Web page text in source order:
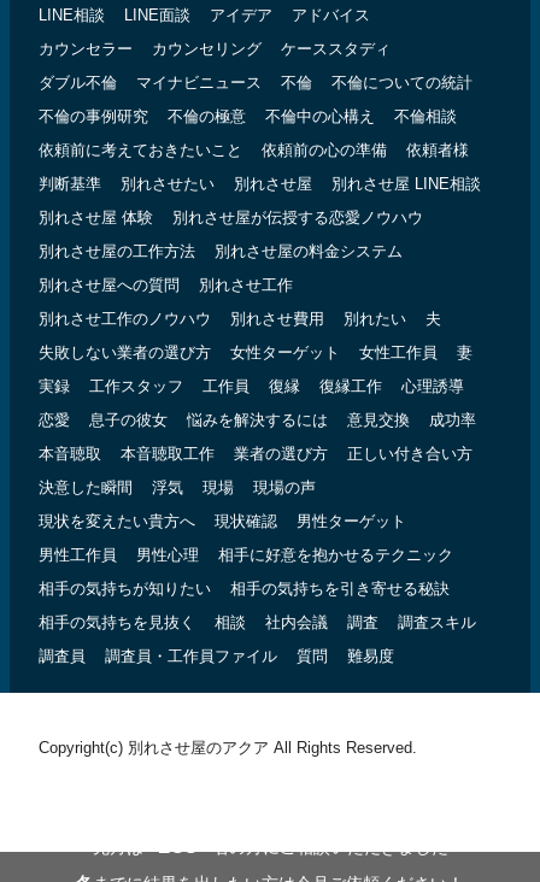
LINE相談 LINE面談 アイデア
アドバイス
カウンセラー
カウンセリング
ケーススタディ
ダブル不倫
マイナビニュース 不倫
不倫についての統計
不倫の事例研究
不倫の極意 不倫中の心構え
不倫相談
依頼前に考えておきたいこと
依頼前の心の準備
依頼者様
判断基準
別れさせたい 別れさせ屋
別れさせ屋 LINE相談
別れさせ屋 体験
別れさせ屋が伝授する恋愛ノウハウ
別れさせ屋の工作方法
別れさせ屋の料金システム
別れさせ屋への質問
別れさせ工作
別れさせ工作のノウハウ
別れさせ費用 別れたい
夫
失敗しない業者の選び方
女性ターゲット 女性工作員
妻
実録
工作スタッフ 工作員 復縁 復縁工作
心理誘導
恋愛
息子の彼女 悩みを解決するには 意見交換
成功率
本音聴取
本音聴取工作 業者の選び方
正しい付き合い方
決意した瞬間
浮気 現場
現場の声
現状を変えたい貴方へ
現状確認
男性ターゲット
男性工作員
男性心理
相手に好意を抱かせるテクニック
相手の気持ちが知りたい
相手の気持ちを引き寄せる秘訣
相手の気持ちを見抜く
相談 社内会議 調査
調査スキル
調査員
調査員・工作員ファイル 質問 難易度
Copyright(c) 別れさせ屋のアクア All Rights Reserved.
冬
までに結果を出したい方は今月ご依頼ください！